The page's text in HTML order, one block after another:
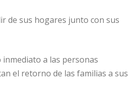
de sus hogares junto con sus
a las personas
el retorno de las familias a sus